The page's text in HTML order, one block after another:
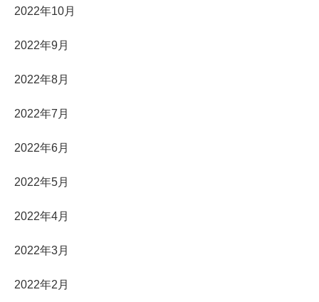
2022年10月
2022年9月
2022年8月
2022年7月
2022年6月
2022年5月
2022年4月
2022年3月
2022年2月